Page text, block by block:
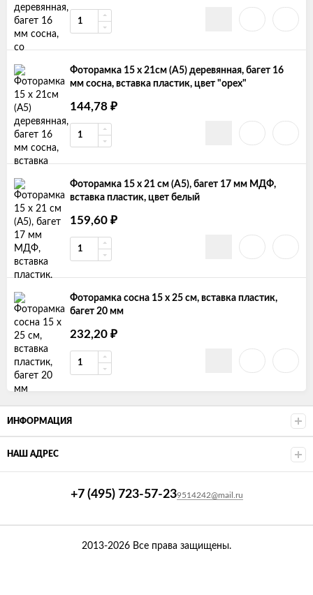
Фоторамка 15 x 21см (А5) деревянная, багет 16
мм сосна, вставка пластик, цвет "орех"
144,78 ₽
Фоторамка 15 x 21 см (А5), багет 17 мм МДФ,
вставка пластик, цвет белый
159,60 ₽
Фоторамка сосна 15 х 25 см, вставка пластик,
багет 20 мм
232,20 ₽
ИНФОРМАЦИЯ
НАШ АДРЕС
+7 (495) 723-57-239514242@mail.ru
2013-2026 Все права защищены.